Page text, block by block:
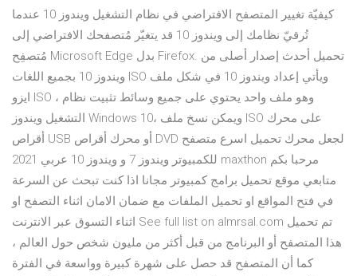
كيفيّة تغيير المتصفح الافتراضي في نظام التشغيل ويندوز 10 عندما
تُرقيّ نظامك إلى ويندوز 10 قد يتغيّر مُتصفحك الافتراضي إلى
مُتصفِح Microsoft Edge بدل Firefox. تحميل أحدث إصدار أصلى من
ويندوز 10 بجميع اللغات ISO ويأتي إعداد ويندوز 10 في شكل ملف
ايزو ISO ، وهو ملف واحد يحتوي على جميع وسائط تثبيت نظام
التشغيل ويندوز Windows 10، ويمكن نسخ ملف ISO على محرك
أقراص USB أو محرك أقراص DVD لجعل محرك تحميل اسرع متصفح
للكمبيوتر ويندوز 7 و ويندوز 10 عربي 2021 maxthon مرحبا بكم
متابعي موقع تحميل برامج كمبيوتر مجانا اذا كنت تبحث عن السرعة
في فتح المواقع او تحميل الملفات مع ضمان الامان اثناء التصفح او
اثناء التسوق عبر الانترنت See full list on almrsal.com تم تحميل
هذا المتصفح أو البرنامج من قبل أكثر من مليون شخص حول العالم ،
كما أن المتصفح قد حصل على شهرة كبيرة وواسعة في الفترة